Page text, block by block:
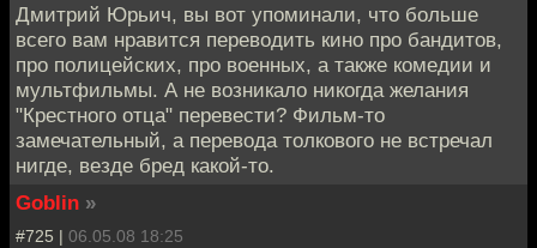
Дмитрий Юрьич, вы вот упоминали, что больше
всего вам нравится переводить кино про бандитов,
про полицейских, про военных, а также комедии и
мультфильмы. А не возникало никогда желания
"Крестного отца" перевести? Фильм-то
замечательный, а перевода толкового не встречал
нигде, везде бред какой-то.
Goblin »
#725 | 06.05.08 18:25